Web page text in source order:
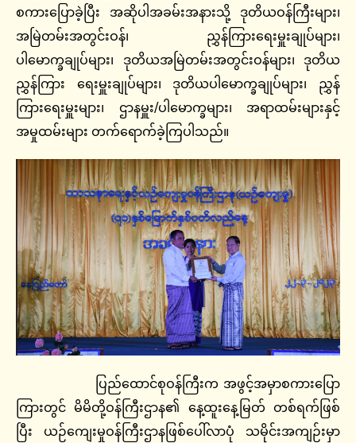
စကားပြောခဲ့ပြီး အဆိုပါအခမ်းအနားသို့ ဒုတိယဝန်ကြီးများ၊
အမြဲတမ်းအတွင်းဝန်၊ ညွှန်ကြားရေးမှူးချုပ်များ၊
ပါမောက္ခချုပ်များ၊ ဒုတိယအမြဲတမ်းအတွင်းဝန်များ၊ ဒုတိယ
ညွှန်ကြား ရေးမှူးချုပ်များ၊ ဒုတိယပါမောက္ခချုပ်များ၊ ညွှန်
ကြားရေးမှူးများ၊ ဌာနမှူး/ပါမောက္ခများ၊ အရာထမ်းများနှင့်
အမှုထမ်းများ တက်ရောက်ခဲ့ကြပါသည်။
ပြည်ထောင်စုဝန်ကြီးက အဖွင့်အမှာစကားပြော
ကြားတွင် မိမိတို့ဝန်ကြီးဌာန၏ နေ့ထူးနေ့မြတ် တစ်ရက်ဖြစ်
ပြီး ယဉ်ကျေးမှုဝန်ကြီးဌာနဖြစ်ပေါ်လာပုံ သမိုင်းအကျဉ်းမှာ